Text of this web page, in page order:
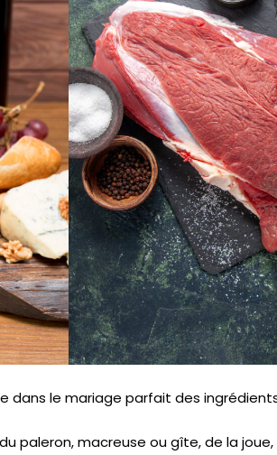
dans le mariage parfait des
paleron, macreuse ou gîte, de la